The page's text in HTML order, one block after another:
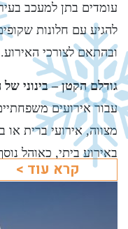
עומדים בתן למעכב
להגיע עם חלונות
ובהתאם לצורכי האירוע.
גודלם הקטן – בינוני
עבור אירועים
מצווה, אירועי ברית
באירוע ביתי, כאוהל
לרכבים ואפילו עבור
קרא עוד >